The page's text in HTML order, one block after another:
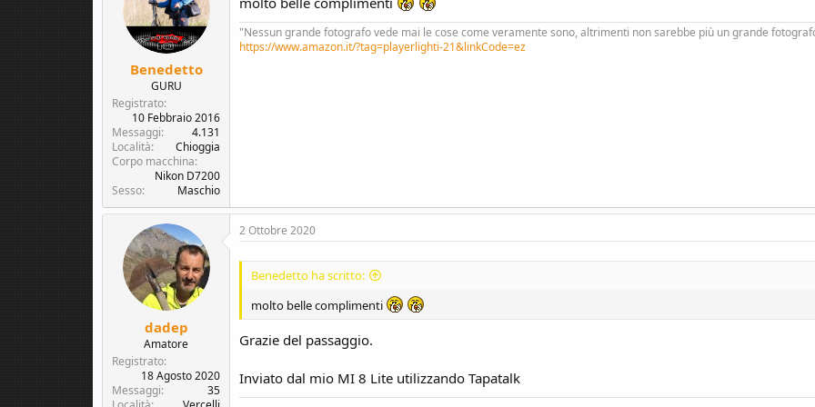
o
n
s
:
Benedetto
GURU
Registrato
10 Febbraio 2016
Messaggi
4.131
Località
Chioggia
Corpo macchina
Nikon D7200
Sesso
Maschio
"Nessun grande fotografo vede mai le cose come veramente sono, altrimenti non sarebbe più un grande
https://www.amazon.it/?tag=playerlighti-21&linkCode=ez
dadep
Amatore
Registrato
18 Agosto 2020
Messaggi
35
2 Ottobre 2020
Benedetto ha scritto:
molto belle complimenti
Grazie del passaggio.
Inviato dal mio MI 8 Lite utilizzando Tapatalk